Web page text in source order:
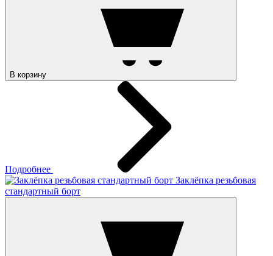
В корзину
Подробнее
Заклёпка резьбовая
стандартный борт